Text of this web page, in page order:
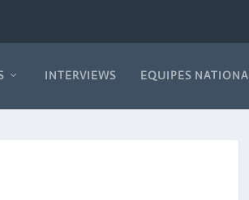
INTERVIEWS EQUIPES